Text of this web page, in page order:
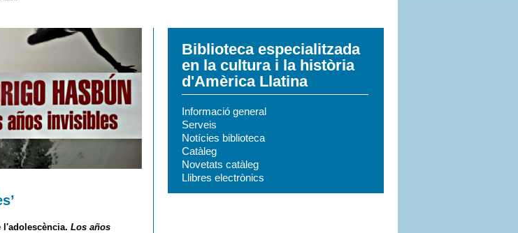
l'adolescència. Los años
Biblioteca especialitzada
en la cultura i la història
d'Amèrica Llatina
Informació general
Serveis
Notícies biblioteca
Catàleg
Novetats catàleg
Llibres electrònics